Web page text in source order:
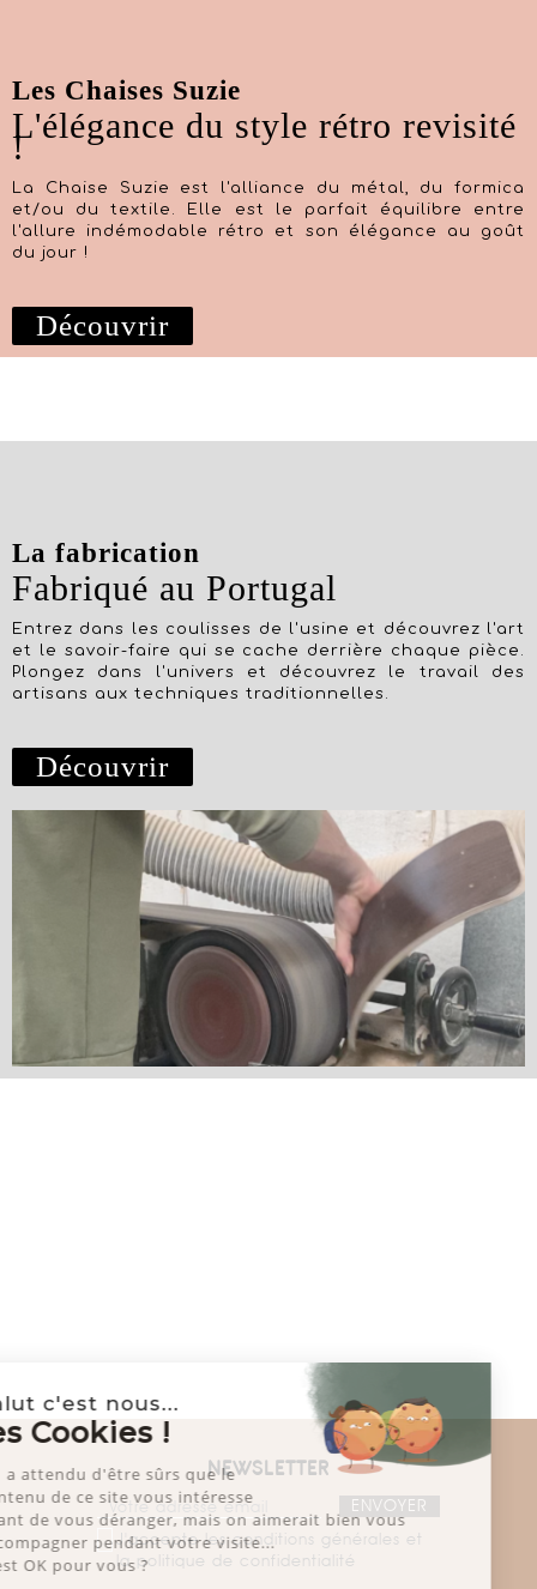
Les Chaises Suzie
L'élégance du style rétro revisité
!
La Chaise Suzie est l'alliance du métal, du formica
et/ou du textile. Elle est le parfait équilibre entre
l'allure indémodable rétro et son élégance au goût
du jour !
Découvrir
La fabrication
Fabriqué au Portugal
Entrez dans les coulisses de l'usine et découvrez l'art
et le savoir-faire qui se cache derrière chaque pièce.
Plongez dans l'univers et découvrez le travail des
artisans aux techniques traditionnelles.
Découvrir
NEWSLETTER
J'accepte les conditions générales et
la politique de confidentialité
Salut c'est nous...
les Cookies !
On a attendu d'être sûrs que le
contenu de ce site vous intéresse
avant de vous déranger, mais on aimerait bien vous
accompagner pendant votre visite...
C'est OK pour vous ?